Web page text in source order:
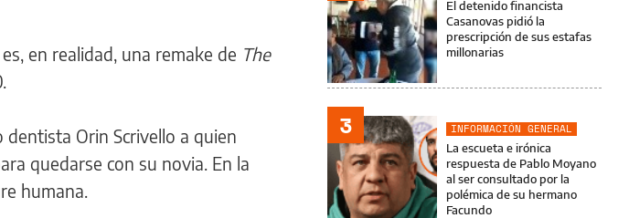
en realidad, una remake de The
dentista Orin Scrivello a quien
quedarse con su novia. En la
humana.
El detenido financista
Casanovas pidió la
prescripción de sus estafas
millonarias
3
INFORMACIÓN GENERAL
La escueta e irónica
respuesta de Pablo Moyano
al ser consultado por la
polémica de su hermano
Facundo